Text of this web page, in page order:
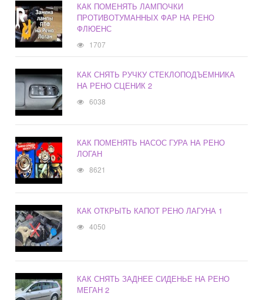
КАК ПОМЕНЯТЬ ЛАМПОЧКИ
ПРОТИВОТУМАННЫХ ФАР НА РЕНО
ФЛЮЕНС
1707
КАК СНЯТЬ РУЧКУ СТЕКЛОПОДЪЕМНИКА
НА РЕНО СЦЕНИК 2
6038
КАК ПОМЕНЯТЬ НАСОС ГУРА НА РЕНО
ЛОГАН
8621
КАК ОТКРЫТЬ КАПОТ РЕНО ЛАГУНА 1
4050
КАК СНЯТЬ ЗАДНЕЕ СИДЕНЬЕ НА РЕНО
МЕГАН 2